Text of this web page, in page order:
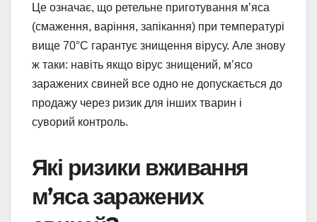
Це означає, що ретельне приготування м’яса
(смаження, варіння, запікання) при температурі
вище 70°C гарантує знищення вірусу. Але знову
ж таки: навіть якщо вірус знищений, м’ясо
заражених свиней все одно не допускається до
продажу через ризик для інших тварин і
суворий контроль.
Які ризики вживання
м’яса заражених